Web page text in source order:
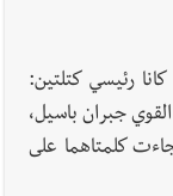
كانا رئيسي كتلتين:
جبران باسيل،
فجاءت كلمتاهما على